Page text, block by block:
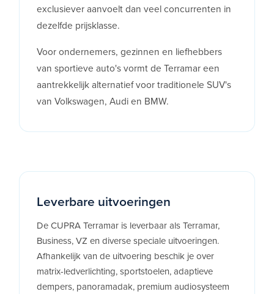
exclusiever aanvoelt dan veel concurrenten in
dezelfde prijsklasse.
Voor ondernemers, gezinnen en liefhebbers
van sportieve auto's vormt de Terramar een
aantrekkelijk alternatief voor traditionele SUV's
van Volkswagen, Audi en BMW.
Leverbare uitvoeringen
De CUPRA Terramar is leverbaar als Terramar,
Business, VZ en diverse speciale uitvoeringen.
Afhankelijk van de uitvoering beschik je over
matrix-ledverlichting, sportstoelen, adaptieve
dempers, panoramadak, premium audiosysteem